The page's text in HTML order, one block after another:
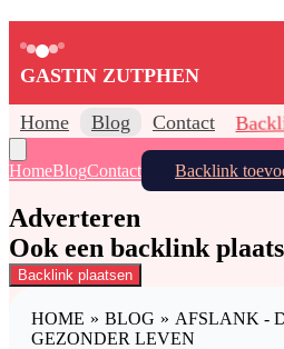
GASTIN ZUTPHEN
Home Blog Contact
HomeBlogContact Backlink
Adverteren
Ook een backlink
Backlink plaatsen
HOME » BLOG » AFSLANK -
GEZONDER LEVEN